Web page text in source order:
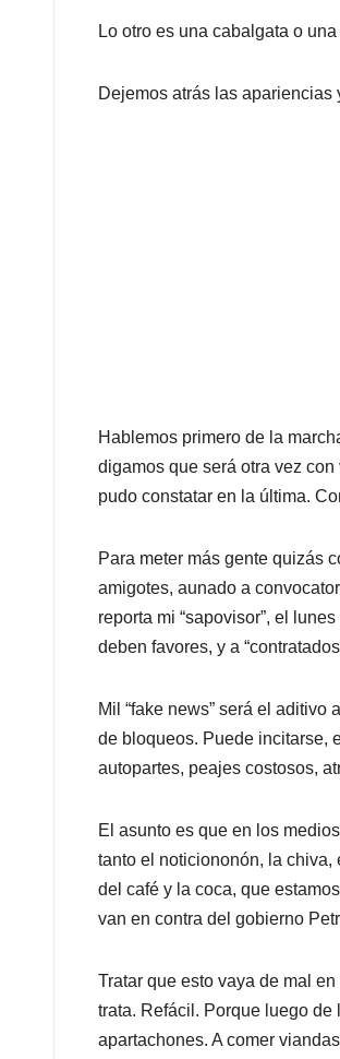
Lo otro es una cabalgata o
Dejemos atrás las
Hablemos primero de la
digamos que será otra vez
pudo constatar en la última.
Para meter más gente quizás
amigotes, aunado a
reporta mi “sapovisor”, el
deben favores, y a
Mil “fake news” será el
de bloqueos. Puede incitarse,
autopartes, peajes costosos,
El asunto es que en los
tanto el noticiononón, la chiva,
del café y la coca, que
van en contra del gobierno
Tratar que esto vaya de mal
trata. Refácil. Porque luego
apartachones. A comer